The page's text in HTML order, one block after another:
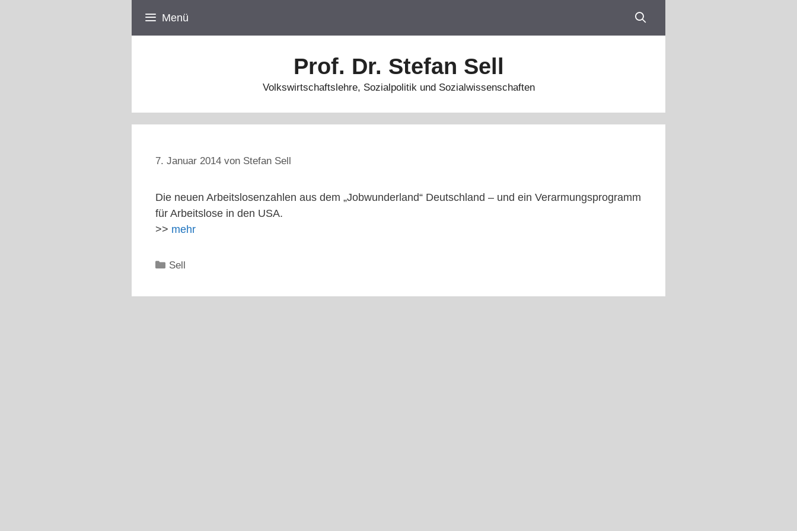
Menü
Prof. Dr. Stefan Sell
Volkswirtschaftslehre, Sozialpolitik und Sozialwissenschaften
7. Januar 2014 von Stefan Sell
Die neuen Arbeitslosenzahlen aus dem „Jobwunderland“ Deutschland – und ein Verarmungsprogramm
für Arbeitslose in den USA.
>> mehr
Kategorien
Sell